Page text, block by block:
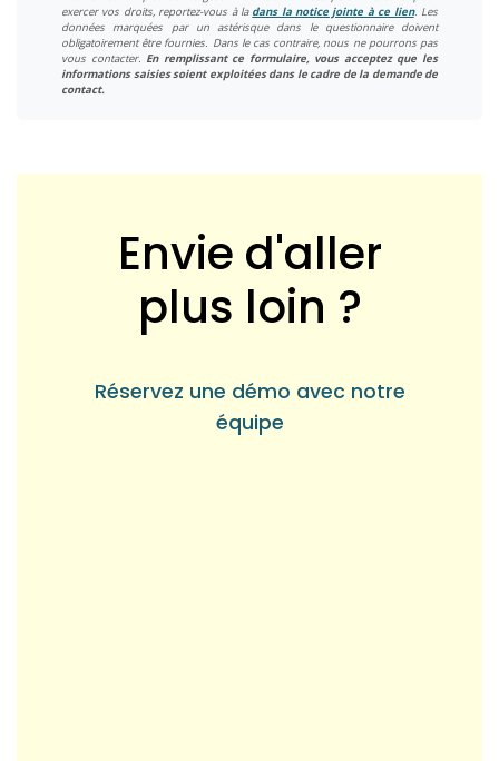
exercer vos droits, reportez-vous à la dans la notice jointe à ce lien. Les
données marquées par un astérisque dans le questionnaire doivent
obligatoirement être fournies. Dans le cas contraire, nous ne pourrons pas
vous contacter. En remplissant ce formulaire, vous acceptez que les
informations saisies soient exploitées dans le cadre de la demande de
contact.
Envie d'aller
plus loin ?
Réservez une démo avec notre
équipe